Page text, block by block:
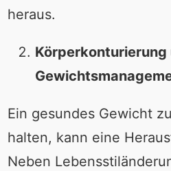
heraus.
Körperkonturierung
Ein gesundes Gewicht
halten, kann eine
Neben